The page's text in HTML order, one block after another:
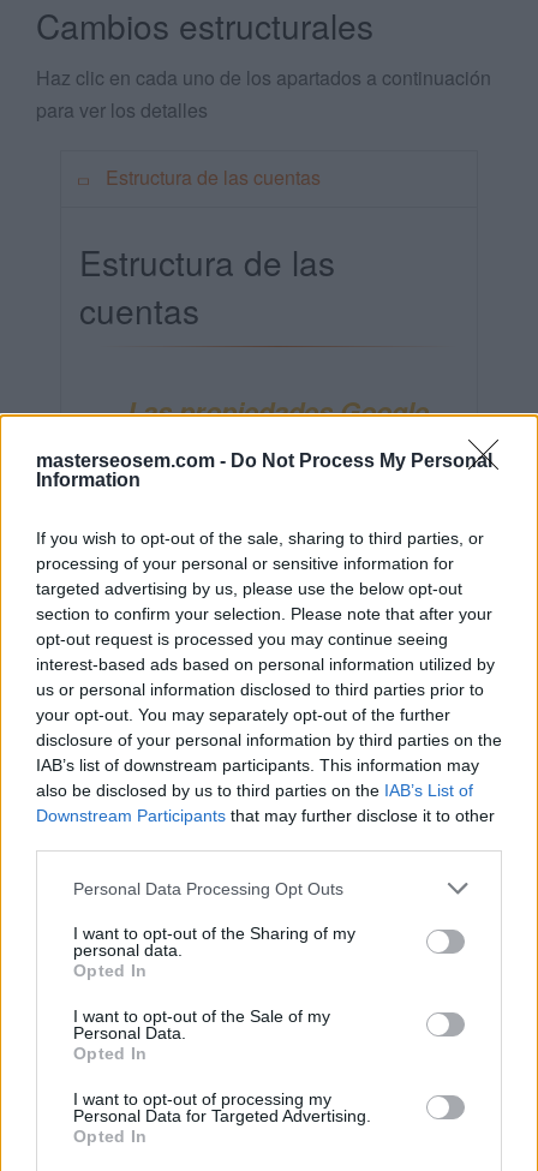
masterseosem.com - Do Not Process My Personal
Information
If you wish to opt-out of the sale, sharing to third parties, or
processing of your personal or sensitive information for
targeted advertising by us, please use the below opt-out
section to confirm your selection. Please note that after your
opt-out request is processed you may continue seeing
interest-based ads based on personal information utilized by
us or personal information disclosed to third parties prior to
your opt-out. You may separately opt-out of the further
disclosure of your personal information by third parties on the
IAB’s list of downstream participants. This information may
also be disclosed by us to third parties on the IAB’s List of
Downstream Participants that may further disclose it to other
Personal Data Processing Opt Outs
I want to opt-out of the Sharing of my
personal data.
Opted In
I want to opt-out of the Sale of my
Personal Data.
Opted In
I want to opt-out of processing my
Personal Data for Targeted Advertising.
Opted In
Cambios estructurales
Haz clic en cada uno de los apartados a continuación
para ver los detalles
Estructura de las cuentas
Estructura de las
cuentas
Las propiedades Google
Analytics 4 no tienen vistas
EnGoogle Analytics 4se introduce el
concepto de flujo de datos.
Cadaflujo de datos de una propiedad de
Google Analytics 4se encarga de recoger
los datos de una aplicación o web, pudiendo
realizar el seguimiento de varios flujos de
datos de forma conjunta en una
propiedad.
La estructura de Google Analytics 4
es la
Cuentas
Flujos de datos
En cuanto a la parte
puedes ver en esta imagen,
Analytics 4 puedes gestionar cuentas y
propiedades pero prescinde de las